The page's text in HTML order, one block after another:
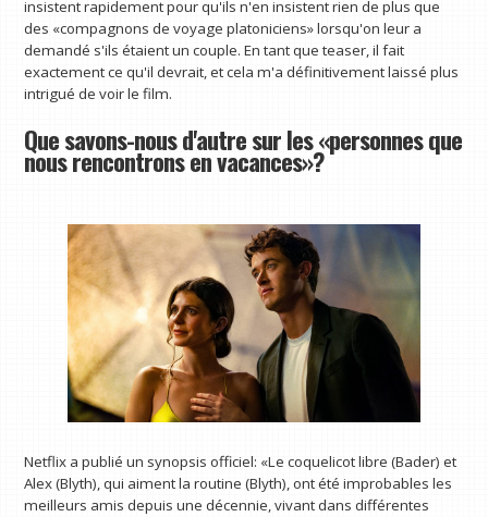
insistent rapidement pour qu'ils n'en insistent rien de plus que
des «compagnons de voyage platoniciens» lorsqu'on leur a
demandé s'ils étaient un couple. En tant que teaser, il fait
exactement ce qu'il devrait, et cela m'a définitivement laissé plus
intrigué de voir le film.
Que savons-nous d'autre sur les «personnes que
nous rencontrons en vacances»?
Netflix a publié un synopsis officiel: «Le coquelicot libre (Bader) et
Alex (Blyth), qui aiment la routine (Blyth), ont été improbables les
meilleurs amis depuis une décennie, vivant dans différentes